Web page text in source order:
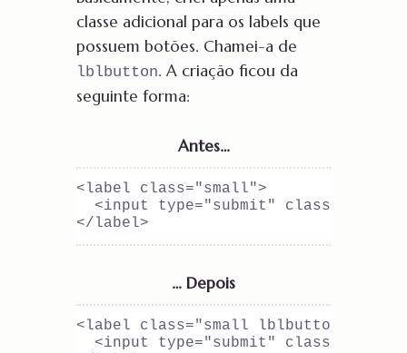
classe adicional para os labels que
possuem botões. Chamei-a de
lblbutton. A criação ficou da
seguinte forma:
Antes…
<label class="small">
<input type="submit"
… Depois
<label class="small lblbutton">
<input type="submit"